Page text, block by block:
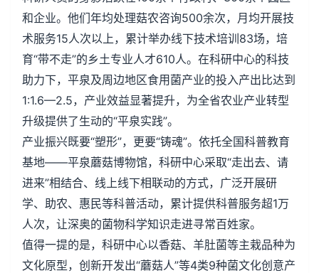
和企业。他们年均处理菇农咨询500余次，月均开展技
术服务15人次以上，累计举办线下技术培训83场，培
育“带不走”的乡土专业人才610人。在科研中心的科技
助力下，平泉及周边地区食用菌产业的投入产出比达到
1:1.6—2.5，产业效益显著提升，为全省农业产业转型
升级提供了生动的“平泉实践”。
产业振兴既要“塑形”，更要“铸魂”。依托全国科普教育
基地——平泉蘑菇博物馆，科研中心采取“走出去、请
进来”相结合、线上线下相联动的方式，广泛开展研
学、助农、惠民等科普活动，累计提供科普服务超1万
人次，让深奥的菌物科学知识走进寻常百姓家。
值得一提的是，科研中心以香菇、羊肚菌等主栽品种为
文化原型，创新开发出“蘑菇人”等4类9种菌文化创意产